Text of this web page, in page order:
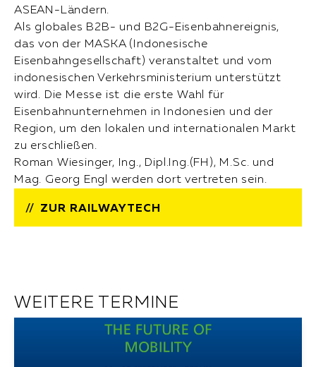
ASEAN-Ländern.
Als globales B2B- und B2G-Eisenbahnereignis,
das von der MASKA (Indonesische
Eisenbahngesellschaft) veranstaltet und vom
indonesischen Verkehrsministerium unterstützt
wird. Die Messe ist die erste Wahl für
Eisenbahnunternehmen in Indonesien und der
Region, um den lokalen und internationalen Markt
zu erschließen.
Roman Wiesinger, Ing., Dipl.Ing.(FH), M.Sc. und
Mag. Georg Engl werden dort vertreten sein.
ZUR RAILWAYTECH
WEITERE TERMINE